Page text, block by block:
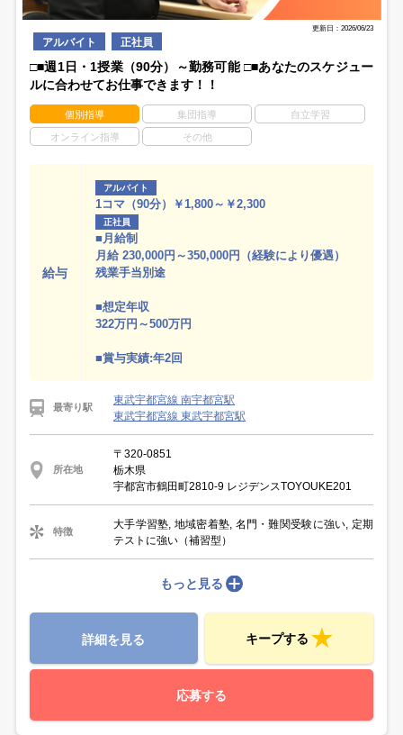
更新日：2026/06/23
アルバイト 正社員
□■週1日・1授業（90分）～勤務可能 □■あなたのスケジュー
ルに合わせてお仕事できます！！
個別指導 集団指導 自立学習
オンライン指導 その他
給与
アルバイト
1コマ（90分）￥1,800～￥2,300
正社員
■月給制
月給 230,000円～350,000円（経験により優遇）
残業手当別途
■想定年収
322万円～500万円
■賞与実績:年2回
最寄り駅
東武宇都宮線 南宇都宮駅
東武宇都宮線 東武宇都宮駅
所在地
〒320-0851
栃木県
宇都宮市鶴田町2810-9 レジデンスTOYOUKE201
特徴
大手学習塾, 地域密着塾, 名門・難関受験に強い, 定期
テストに強い（補習型）
もっと見る
詳細を見る キープする
応募する